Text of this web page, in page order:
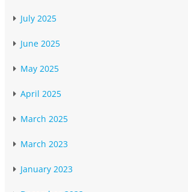
July 2025
June 2025
May 2025
April 2025
March 2025
March 2023
January 2023